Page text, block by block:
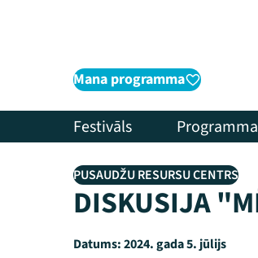
Mana programma
Festivāls Programma
PUSAUDŽU RESURSU CENTRS
DISKUSIJA
Datums:2024. gada 5. jūlijs